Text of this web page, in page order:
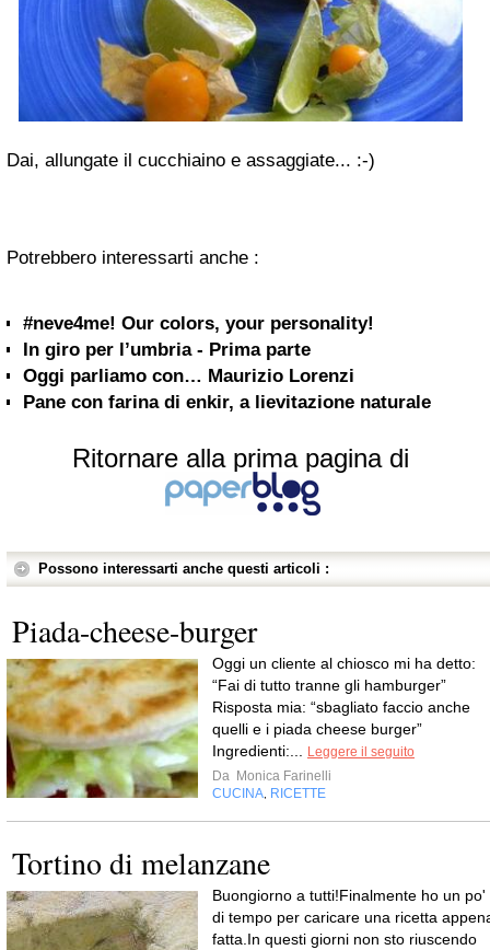
Dai, allungate il cucchiaino e assaggiate... :-)
Potrebbero interessarti anche :
#neve4me! Our colors, your personality!
In giro per l’umbria - Prima parte
Oggi parliamo con… Maurizio Lorenzi
Pane con farina di enkir, a lievitazione naturale
Ritornare alla prima pagina di
Possono interessarti anche questi articoli :
Piada-cheese-burger
Oggi un cliente al chiosco mi ha detto:
“Fai di tutto tranne gli hamburger”
Risposta mia: “sbagliato faccio anche
quelli e i piada cheese burger”
Ingredienti:...
Leggere il seguito
Da Monica Farinelli
CUCINA RICETTE
Tortino di melanzane
Buongiorno a tutti!Finalmente ho un po'
di tempo per caricare una ricetta
fatta.In questi giorni non sto riuscendo